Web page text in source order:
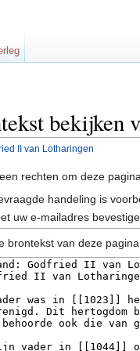
bekijken
II van Lotharingen
rechten om deze
handeling is
uw e-mailadres
brontekst van deze